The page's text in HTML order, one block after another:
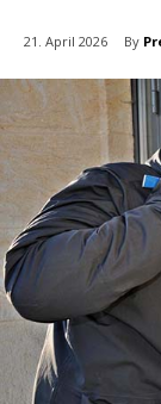
21. April 2026 By